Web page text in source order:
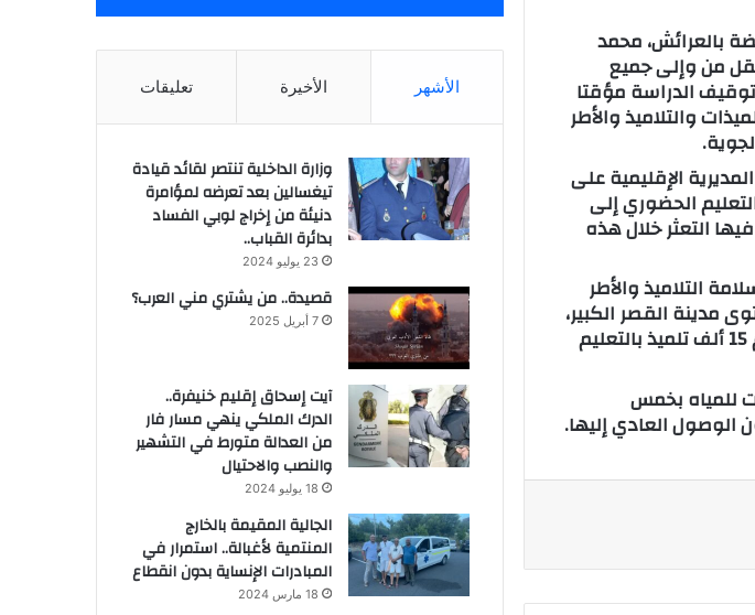
بالعرائش، محمد
من وإلى جميع
الدراسة مؤقتا
والتلاميذ والأطر
الإقليمية على
الحضوري إلى
التعثر خلال هذه
التلاميذ والأطر
مستوى مدينة القصر الكبير،
من بينها 27 وحدة للتعليم الأولي، كما يشمل حوالي 35 ألف تلميذ، من بينهم 15 ألف تلميذ بالتعليم
للمياه بخمس
العادي إليها.
الأشهر الأخيرة تعليقات
وزارة الداخلية تنتصر لقائد قيادة
تيغسالين بعد تعرضه لمؤامرة
دنيئة من إخراج لوبي الفساد
بدائرة القباب..
23 يوليو 2024
قصيدة.. من يشتري مني العرب؟
7 أبريل 2025
آيت إسحاق إقليم خنيفرة..
الدرك الملكي ينهي مسار فار
من العدالة متورط في التشهير
والنصب والاحتيال
18 يوليو 2024
الجالية المقيمة بالخارج
المنتمية لأغبالة.. استمرار في
المبادرات الإنساية بدون انقطاع
18 مارس 2024